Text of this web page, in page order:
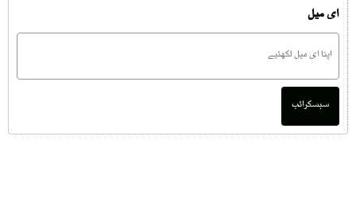
ای میل
سبسکرائب